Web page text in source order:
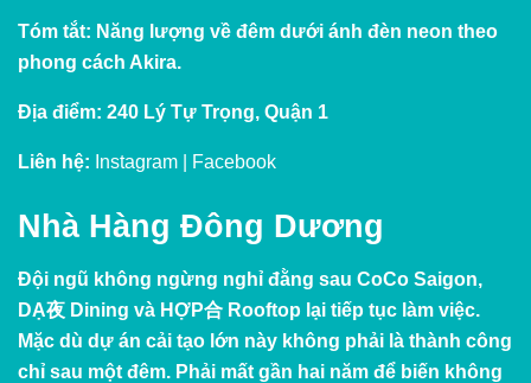
Tóm tắt: Năng lượng về đêm dưới ánh đèn neon theo
phong cách Akira.
Địa điểm: 240 Lý Tự Trọng, Quận 1
Liên hệ: Instagram Facebook
Nhà Hàng Đông Dương
Đội ngũ không ngừng nghỉ đằng sau CoCo Saigon,
DẠ夜 Dining và HỢP合 Rooftop lại tiếp tục làm việc.
Mặc dù dự án cải tạo lớn này không phải là thành công
chỉ sau một đêm. Phải mất gần hai năm để biến không